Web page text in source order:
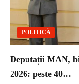
POLITICĂ
Deputații MAN,
2026: peste 40…